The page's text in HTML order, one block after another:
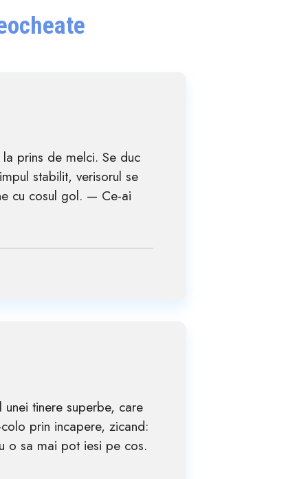
prins de melci. Se duc
stabilit, verisorul se
cu cosul gol. — Ce-ai
tinere superbe, care
prin incapere, zicand:
o sa mai pot iesi pe cos.